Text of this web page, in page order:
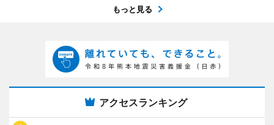
もっと見る
アクセスランキング